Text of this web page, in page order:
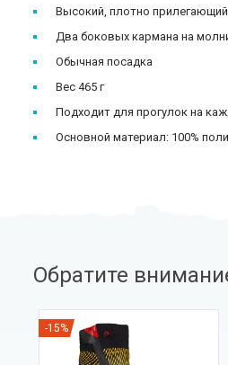
Высокий, плотно
Два боковых кармана на
Обычная посадка
Вес 465 г
Подходит для прогулок на
Основной материал: 100%
Обратите
-15%